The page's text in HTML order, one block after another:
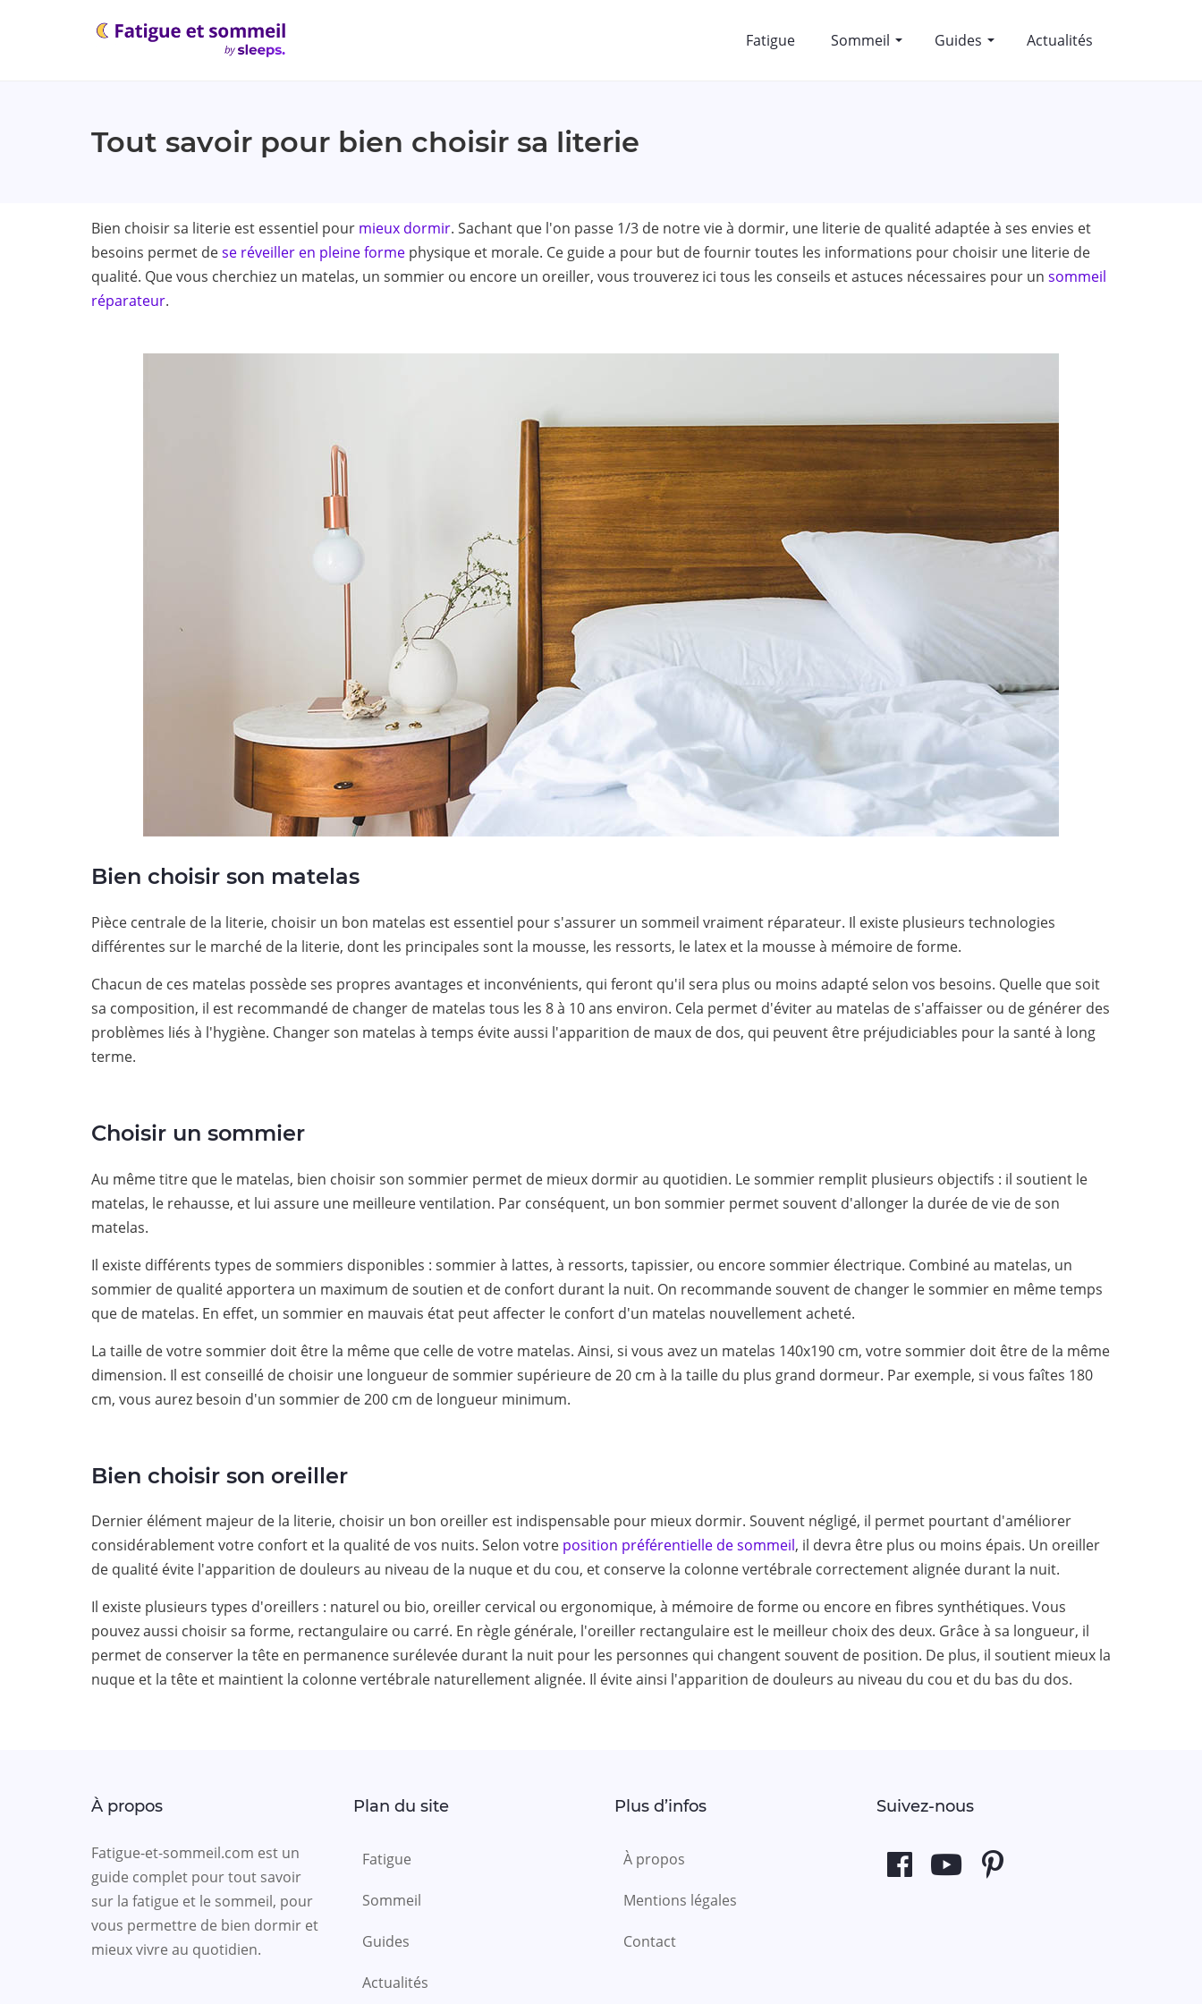
Fatigue Sommeil Guides Actualités
Tout savoir pour bien choisir sa literie
Bien choisir sa literie est essentiel pour mieux dormir. Sachant que l'on passe 1/3 de notre vie à dormir, une literie de qualité adaptée à ses envies et
besoins permet dese réveiller en pleine forme physique et morale. Ce guide a pour but de fournir toutes les informations pour choisir une literie de
qualité. Que vous cherchiez un matelas, un sommier ou encore un oreiller, vous trouverez ici tous les conseils et astuces nécessaires pour un sommeil
réparateur.
Bien choisir son matelas
Pièce centrale de la literie, choisir un bon matelas est essentiel pour s'assurer un sommeil vraiment réparateur. Il existe plusieurs technologies
différentes sur le marché de la literie, dont les principales sont la mousse, les ressorts, le latex et la mousse à mémoire de forme.
Chacun de ces matelas possède ses propres avantages et inconvénients, qui feront qu'il sera plus ou moins adapté selon vos besoins. Quelle que soit
sa composition, il est recommandé de changer de matelas tous les 8 à 10 ans environ. Cela permet d'éviter au matelas de s'affaisser ou de générer des
problèmes liés à l'hygiène. Changer son matelas à temps évite aussi l'apparition de maux de dos, qui peuvent être préjudiciables pour la santé à long
terme.
Choisir un sommier
Au même titre que le matelas, bien choisir son sommier permet de mieux dormir au quotidien. Le sommier remplit plusieurs objectifs : il soutient le
matelas, le rehausse, et lui assure une meilleure ventilation. Par conséquent, un bon sommier permet souvent d'allonger la durée de vie de son
matelas.
Il existe différents types de sommiers disponibles : sommier à lattes, à ressorts, tapissier, ou encore sommier électrique. Combiné au matelas, un
sommier de qualité apportera un maximum de soutien et de confort durant la nuit. On recommande souvent de changer le sommier en même temps
que de matelas. En effet, un sommier en mauvais état peut affecter le confort d'un matelas nouvellement acheté.
La taille de votre sommier doit être la même que celle de votre matelas. Ainsi, si vous avez un matelas 140x190 cm, votre sommier doit être de la même
dimension. Il est conseillé de choisir une longueur de sommier supérieure de 20 cm à la taille du plus grand dormeur. Par exemple, si vous faîtes 180
cm, vous aurez besoin d'un sommier de 200 cm de longueur minimum.
Bien choisir son oreiller
Dernier élément majeur de la literie, choisir un bon oreiller est indispensable pour mieux dormir. Souvent négligé, il permet pourtant d'améliorer
considérablement votre confort et la qualité de vos nuits. Selon votre position préférentielle de sommeil, il devra être plus ou moins épais. Un oreiller
de qualité évite l'apparition de douleurs au niveau de la nuque et du cou, et conserve la colonne vertébrale correctement alignée durant la nuit.
Il existe plusieurs types d'oreillers : naturel ou bio, oreiller cervical ou ergonomique, à mémoire de forme ou encore en fibres synthétiques. Vous
pouvez aussi choisir sa forme, rectangulaire ou carré. En règle générale, l'oreiller rectangulaire est le meilleur choix des deux. Grâce à sa longueur, il
permet de conserver la tête en permanence surélevée durant la nuit pour les personnes qui changent souvent de position. De plus, il soutient mieux la
nuque et la tête et maintient la colonne vertébrale naturellement alignée. Il évite ainsi l'apparition de douleurs au niveau du cou et du bas du dos.
À propos
Fatigue-et-sommeil.com est un
guide complet pour tout savoir
sur la fatigue et le sommeil, pour
vous permettre de bien dormir et
mieux vivre au quotidien.
Plan du site
Fatigue
Sommeil
Guides
Actualités
Plus d’infos
À propos
Mentions légales
Contact
Suivez-nous